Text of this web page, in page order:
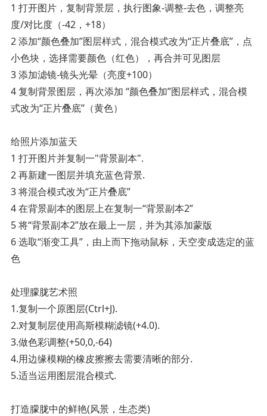
1 打开图片，复制背景层，执行图象-调整-去色，调整亮
度/对比度（-42，+18）
2 添加“颜色叠加”图层样式，混合模式改为“正片叠底”，点
小色块，选择需要颜色（红色），再合并可见图层
3 添加滤镜-镜头光晕（亮度+100）
4 复制背景图层，再次添加 “颜色叠加”图层样式，混合模
式改为“正片叠底”（黄色）
给照片添加蓝天
1 打开图片并复制一"背景副本".
2 再新建一图层并填充蓝色背景.
3 将混合模式改为“正片叠底”
4 在背景副本的图层上在复制一“背景副本2”
5 将“背景副本2”放在最上一层，并为其添加蒙版
6 选取“渐变工具”，由上而下拖动鼠标，天空变成选定的蓝
色
处理朦胧艺术照
1.复制一个原图层(Ctrl+J).
2.对复制层使用高斯模糊滤镜(+4.0).
3.做色彩调整(+50,0,-64)
4.用边缘模糊的橡皮擦擦去需要清晰的部分.
5.适当运用图层混合模式.
打造朦胧中的鲜艳(风景，生态类)